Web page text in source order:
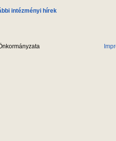
intézményi hírek